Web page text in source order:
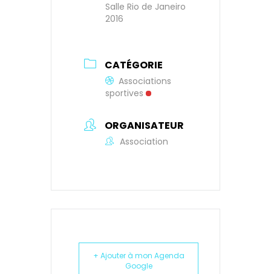
Salle Rio de Janeiro
2016
CATÉGORIE
Associations
sportives
ORGANISATEUR
Association
+ Ajouter à mon Agenda
Google